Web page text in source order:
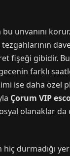
unvanını
fişeği gibidir.
farklı
ise daha özel
Çorum VIP
olanaklar
durmadığı